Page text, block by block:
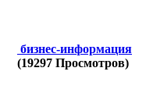
бизнес-информация
(19297 Просмотров)